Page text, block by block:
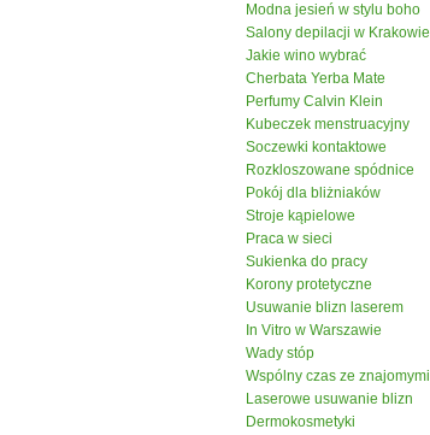
Modna jesień w stylu boho
Salony depilacji w Krakowie
Jakie wino wybrać
Cherbata Yerba Mate
Perfumy Calvin Klein
Kubeczek menstruacyjny
Soczewki kontaktowe
Rozkloszowane spódnice
Pokój dla bliżniaków
Stroje kąpielowe
Praca w sieci
Sukienka do pracy
Korony protetyczne
Usuwanie blizn laserem
In Vitro w Warszawie
Wady stóp
Wspólny czas ze znajomymi
Laserowe usuwanie blizn
Dermokosmetyki